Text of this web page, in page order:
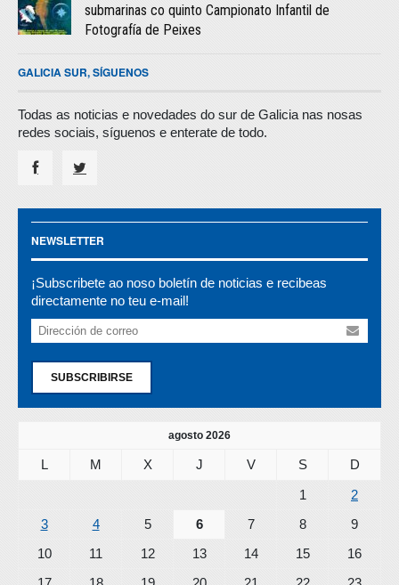
submarinas co quinto Campionato Infantil de
Fotografía de Peixes
GALICIA SUR, SÍGUENOS
Todas as noticias e novedades do sur de Galicia nas nosas
redes sociais, síguenos e enterate de todo.
NEWSLETTER
¡Subscribete ao noso boletín de noticias e recibeas
directamente no teu e-mail!
SUBSCRIBIRSE
agosto 2026
L M X J V S
D
1
2
3
4 5 6 7 8
9
10
11 12 13 14 15
16